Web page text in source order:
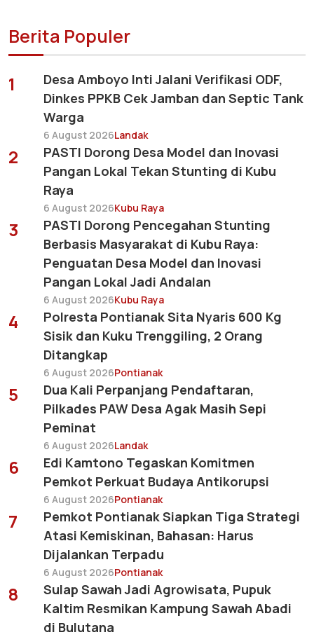
Berita Populer
1
Desa Amboyo Inti Jalani Verifikasi ODF,
Dinkes PPKB Cek Jamban dan Septic Tank
Warga
6 August 2026Landak
2
PASTI Dorong Desa Model dan Inovasi
Pangan Lokal Tekan Stunting di Kubu
Raya
6 August 2026Kubu Raya
3
PASTI Dorong Pencegahan Stunting
Berbasis Masyarakat di Kubu Raya:
Penguatan Desa Model dan Inovasi
Pangan Lokal Jadi Andalan
6 August 2026Kubu Raya
4
Polresta Pontianak Sita Nyaris 600 Kg
Sisik dan Kuku Trenggiling, 2 Orang
Ditangkap
6 August 2026Pontianak
5
Dua Kali Perpanjang Pendaftaran,
Pilkades PAW Desa Agak Masih Sepi
Peminat
6 August 2026Landak
6
Edi Kamtono Tegaskan Komitmen
Pemkot Perkuat Budaya Antikorupsi
6 August 2026Pontianak
7
Pemkot Pontianak Siapkan Tiga Strategi
Atasi Kemiskinan, Bahasan: Harus
Dijalankan Terpadu
6 August 2026Pontianak
8
Sulap Sawah Jadi Agrowisata, Pupuk
Kaltim Resmikan Kampung Sawah Abadi
di Bulutana